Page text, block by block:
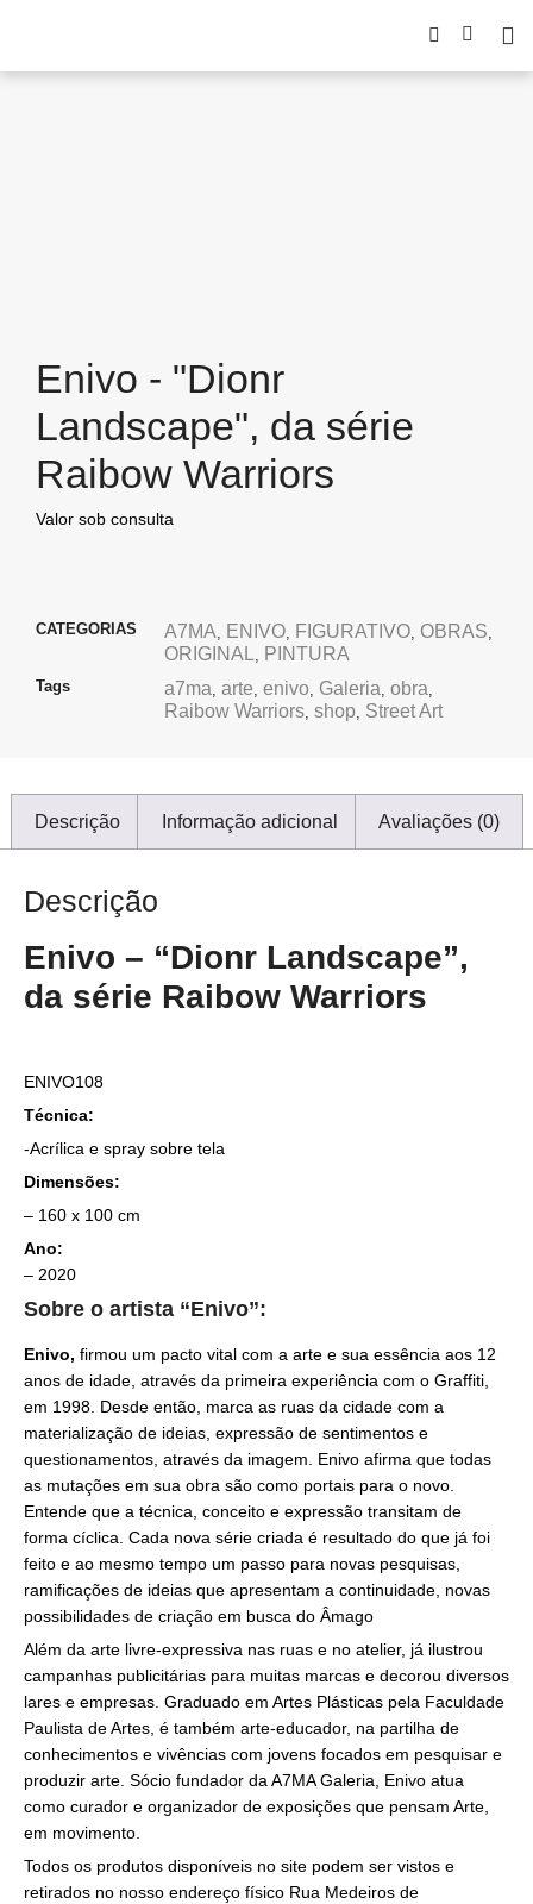
Enivo - "Dionr
Landscape", da série
Raibow Warriors
Valor sob consulta
CATEGORIAS A7MA, ENIVO, FIGURATIVO, OBRAS,
ORIGINAL, PINTURA
Tags a7ma, arte, enivo, Galeria, obra,
Raibow Warriors, shop, Street Art
Descrição Informação adicional Avaliações (0)
Descrição
Enivo – “Dionr Landscape”,
da série Raibow Warriors
ENIVO108
Técnica:
-Acrílica e spray sobre tela
Dimensões:
– 160 x 100 cm
Ano:
– 2020
Sobre o artista “Enivo”:
Enivo, firmou um pacto vital com a arte e sua essência aos 12
anos de idade, através da primeira experiência com o Graffiti,
em 1998. Desde então, marca as ruas da cidade com a
materialização de ideias, expressão de sentimentos e
questionamentos, através da imagem. Enivo afirma que todas
as mutações em sua obra são como portais para o novo.
Entende que a técnica, conceito e expressão transitam de
forma cíclica. Cada nova série criada é resultado do que já foi
feito e ao mesmo tempo um passo para novas pesquisas,
ramificações de ideias que apresentam a continuidade, novas
possibilidades de criação em busca do Âmago
Além da arte livre-expressiva nas ruas e no atelier, já ilustrou
campanhas publicitárias para muitas marcas e decorou diversos
lares e empresas. Graduado em Artes Plásticas pela Faculdade
Paulista de Artes, é também arte-educador, na partilha de
conhecimentos e vivências com jovens focados em pesquisar e
produzir arte. Sócio fundador da A7MA Galeria, Enivo atua
como curador e organizador de exposições que pensam Arte,
em movimento.
Todos os produtos disponíveis no site podem ser vistos e
retirados no nosso endereço físico Rua Medeiros de